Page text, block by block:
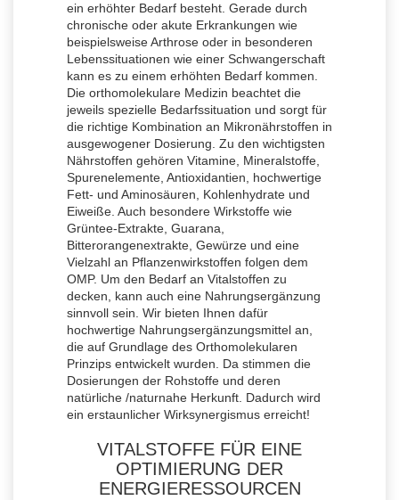
ein erhöhter Bedarf besteht. Gerade durch
chronische oder akute Erkrankungen wie
beispielsweise Arthrose oder in besonderen
Lebenssituationen wie einer Schwangerschaft
kann es zu einem erhöhten Bedarf kommen.
Die orthomolekulare Medizin beachtet die
jeweils spezielle Bedarfssituation und sorgt für
die richtige Kombination an Mikronährstoffen in
ausgewogener Dosierung. Zu den wichtigsten
Nährstoffen gehören Vitamine, Mineralstoffe,
Spurenelemente, Antioxidantien, hochwertige
Fett- und Aminosäuren, Kohlenhydrate und
Eiweiße. Auch besondere Wirkstoffe wie
Grüntee-Extrakte, Guarana,
Bitterorangenextrakte, Gewürze und eine
Vielzahl an Pflanzenwirkstoffen folgen dem
OMP. Um den Bedarf an Vitalstoffen zu
decken, kann auch eine Nahrungsergänzung
sinnvoll sein. Wir bieten Ihnen dafür
hochwertige Nahrungsergänzungsmittel an,
die auf Grundlage des Orthomolekularen
Prinzips entwickelt wurden. Da stimmen die
Dosierungen der Rohstoffe und deren
natürliche /naturnahe Herkunft. Dadurch wird
ein erstaunlicher Wirksynergismus erreicht!
VITALSTOFFE FÜR EINE
OPTIMIERUNG DER
ENERGIERESSOURCEN